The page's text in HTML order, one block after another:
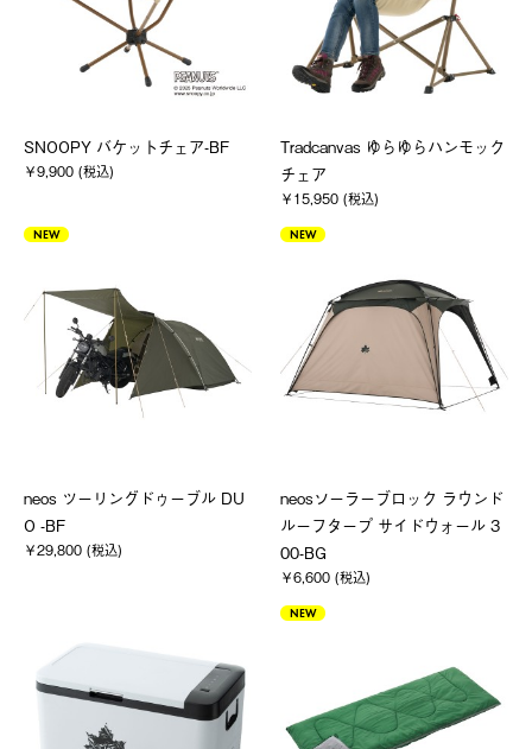
SNOOPY バケットチェア-BF
￥9,900 (税込)
Tradcanvas ゆらゆらハンモック
チェア
￥15,950 (税込)
NEW
neos ツーリングドゥーブル DU
O -BF
￥29,800 (税込)
NEW
neosソーラーブロック ラウンド
ルーフタープ サイドウォール 3
00-BG
￥6,600 (税込)
NEW